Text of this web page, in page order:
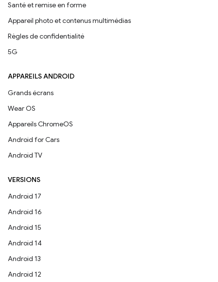
Santé et remise en forme
Appareil photo et contenus multimédias
Règles de confidentialité
5G
APPAREILS ANDROID
Grands écrans
Wear OS
Appareils ChromeOS
Android for Cars
Android TV
VERSIONS
Android 17
Android 16
Android 15
Android 14
Android 13
Android 12